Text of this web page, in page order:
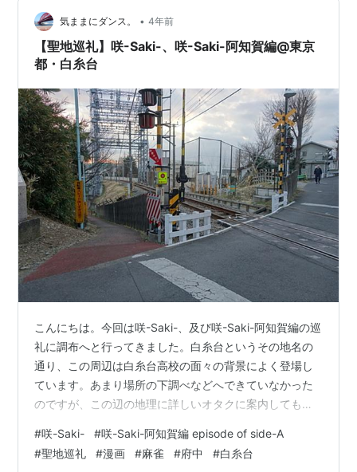
ル… 気ままにダンス。 • 4年前
【聖地巡礼】咲-Saki-、咲-Saki-阿知賀編@東京
都・白糸台
こんにちは。今回は咲-Saki-、及び咲-Saki-阿知賀編の巡
礼に調布へと行ってきました。白糸台というその地名の
通り、この周辺は白糸台高校の面々の背景によく登場し
ています。あまり場所の下調べなどへできていなかった
のですが、この辺の地理に詳しいオタクに案内してもら
線武蔵野台駅から少し東南方面に進んだところにあるお
っぽり坂から。 阿知賀編6巻の裏表紙です。変な名前の
#咲-Saki- #咲-Saki-阿知賀編 episode of side-A
#聖地巡礼 #漫画 #麻雀 #府中 #白糸台